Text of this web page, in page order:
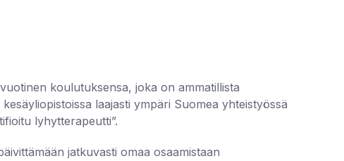
koulutuksensa, joka on ammatillista
laajasti ympäri Suomea yhteistyössä
lyhytterapeutti”.
jatkuvasti omaa osaamistaan